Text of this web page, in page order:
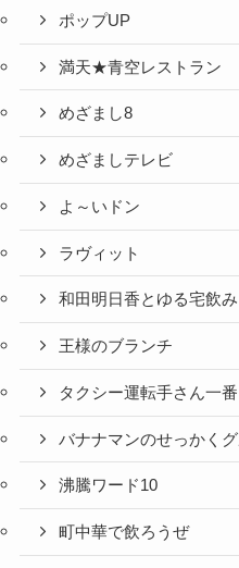
ポップUP
満天★青空レストラン
めざまし8
めざましテレビ
よ～いドン
ラヴィット
和田明日香とゆる宅飲み
王様のブランチ
タクシー運転手さん一
バナナマンのせっかくグ
沸騰ワード10
町中華で飲ろうぜ